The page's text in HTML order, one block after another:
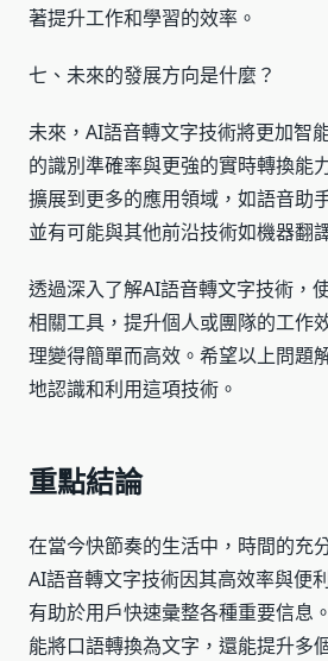
著提升工作和學習的效率。
七、未來的發展方向是什麼？
未來，AI語音轉文字技術將更加智
的識別準確率與更強的實時轉換能
擴展到更多的應用領域，如語音助
並有可能與其他前沿技術如機器翻
透過深入了解AI語音轉文字技術，
相關工具，提升個人或團隊的工作
理變得簡單而高效。希望以上問題
地認識和利用這項技術。
重點結論
在當今快節奏的生活中，時間的充
AI語音轉文字技術因其高效率與便
有助於用戶快速彙整各種重要信息
能將口語轉換為文字，還能提升多